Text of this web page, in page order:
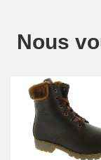
Nous